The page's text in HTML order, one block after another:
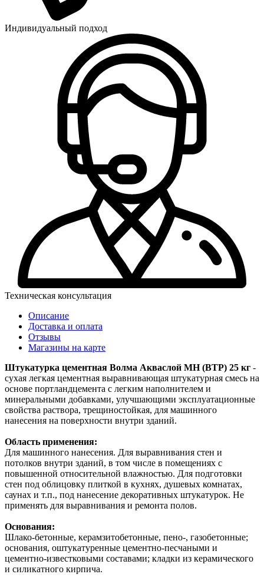
Индивидуальный подход
Техническая консультация
Описание
Доставка и оплата
Отзывы
Магазины на карте
Штукатурка цементная Волма Акваслой МН (ВТР) 25 кг -
сухая легкая цементная выравнивающая штукатурная смесь на
основе портландцемента с легким наполнителем и
минеральными добавками, улучшающими эксплуатационные
свойства раствора, трещиностойкая, для машинного
нанесения на поверхности внутри зданий.
Область применения:
Для машинного нанесения. Для выравнивания стен и
потолков внутри зданий, в том числе в помещениях с
повышенной относительной влажностью. Для подготовки
стен под облицовку плиткой в кухнях, душевых комнатах,
саунах и т.п., под нанесение декоративных штукатурок. Не
применять для выравнивания и ремонта полов.
Основания:
Шлако-бетонные, керамзитобетонные, пено-, газобетонные;
основания, оштукатуренные цементно-песчаными и
цементно-известковыми составами; кладки из керамического
и силикатного кирпича.